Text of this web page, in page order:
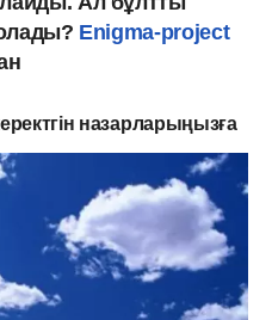
Еnigma-project
назарларыңызға